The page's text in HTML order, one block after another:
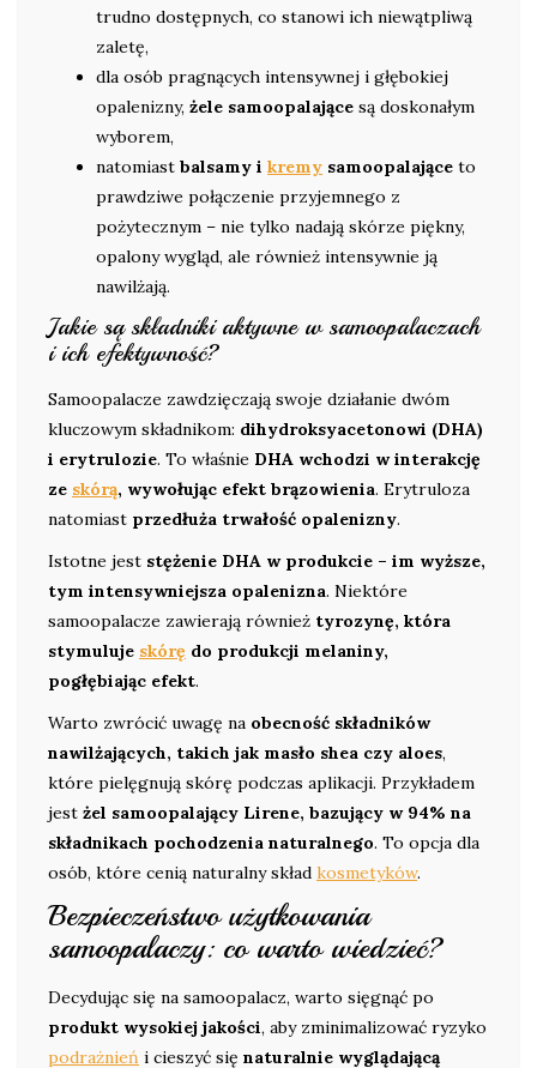
trudno dostępnych, co stanowi ich niewątpliwą
zaletę,
dla osób pragnących intensywnej i głębokiej
opalenizny, żele samoopalające są doskonałym
wyborem,
natomiast balsamy i kremy samoopalające to
prawdziwe połączenie przyjemnego z
pożytecznym – nie tylko nadają skórze piękny,
opalony wygląd, ale również intensywnie ją
nawilżają.
Jakie są składniki aktywne w samoopalaczach
i ich efektywność?
Samoopalacze zawdzięczają swoje działanie dwóm
kluczowym składnikom: dihydroksyacetonowi (DHA)
i erytrulozie. To właśnie DHA wchodzi w interakcję
ze skórą, wywołując efekt brązowienia. Erytruloza
natomiast przedłuża trwałość opalenizny.
Istotne jest stężenie DHA w produkcie – im wyższe,
tym intensywniejsza opalenizna. Niektóre
samoopalacze zawierają również tyrozynę, która
stymuluje skórę do produkcji melaniny,
pogłębiając efekt.
Warto zwrócić uwagę na obecność składników
nawilżających, takich jak masło shea czy aloes,
które pielęgnują skórę podczas aplikacji. Przykładem
jest żel samoopalający Lirene, bazujący w 94% na
składnikach pochodzenia naturalnego. To opcja dla
osób, które cenią naturalny skład kosmetyków.
Bezpieczeństwo użytkowania
samoopalaczy: co warto wiedzieć?
Decydując się na samoopalacz, warto sięgnąć po
produkt wysokiej jakości, aby zminimalizować ryzyko
podrażnień i cieszyć się naturalnie wyglądającą